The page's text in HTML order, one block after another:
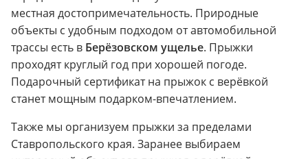
местная достопримечательность. Природные
объекты с удобным подходом от автомобильной
трассы есть в Берёзовском ущелье. Прыжки
проходят круглый год при хорошей погоде.
Подарочный сертификат на прыжок с верёвкой
станет мощным подарком-впечатлением.
Также мы организуем прыжки за пределами
Ставропольского края. Заранее выбираем